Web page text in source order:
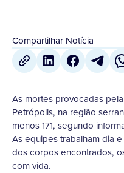
Compartilhar Notícia
As mortes provocadas
Petrópolis, na região
menos 171, segundo
As equipes trabalham dia
dos corpos encontrados,
com vida.